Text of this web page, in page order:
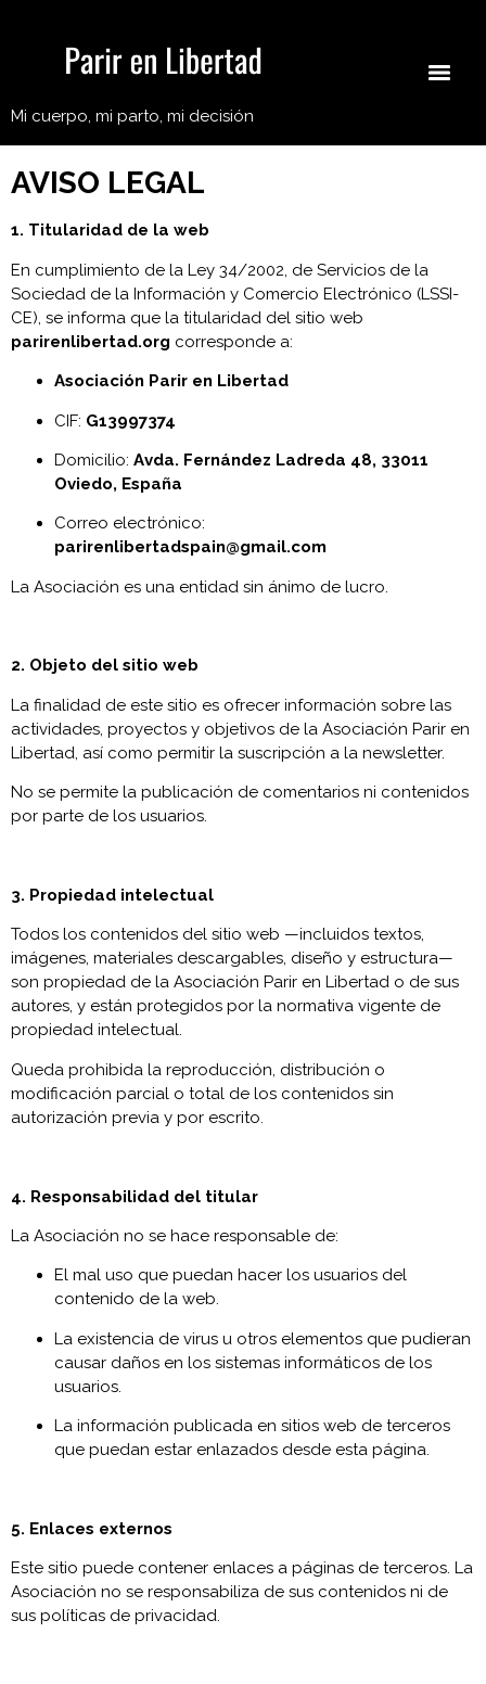
Mi cuerpo, mi parto, mi decisión
AVISO LEGAL
1. Titularidad de la web
En cumplimiento de la Ley 34/2002, de Servicios de la
Sociedad de la Información y Comercio Electrónico (LSSI-
CE), se informa que la titularidad del sitio web
parirenlibertad.org corresponde a:
Asociación Parir en Libertad
CIF: G13997374
Domicilio: Avda. Fernández Ladreda 48, 33011
Oviedo, España
Correo electrónico:
parirenlibertadspain@gmail.com
La Asociación es una entidad sin ánimo de lucro.
2. Objeto del sitio web
La finalidad de este sitio es ofrecer información sobre las
actividades, proyectos y objetivos de la Asociación Parir en
Libertad, así como permitir la suscripción a la newsletter.
No se permite la publicación de comentarios ni contenidos
por parte de los usuarios.
3. Propiedad intelectual
Todos los contenidos del sitio web —incluidos textos,
imágenes, materiales descargables, diseño y estructura—
son propiedad de la Asociación Parir en Libertad o de sus
autores, y están protegidos por la normativa vigente de
propiedad intelectual.
Queda prohibida la reproducción, distribución o
modificación parcial o total de los contenidos sin
autorización previa y por escrito.
4. Responsabilidad del titular
La Asociación no se hace responsable de:
El mal uso que puedan hacer los usuarios del
contenido de la web.
La existencia de virus u otros elementos que pudieran
causar daños en los sistemas informáticos de los
usuarios.
La información publicada en sitios web de terceros
que puedan estar enlazados desde esta página.
5. Enlaces externos
Este sitio puede contener enlaces a páginas de terceros. La
Asociación no se responsabiliza de sus contenidos ni de
sus políticas de privacidad.